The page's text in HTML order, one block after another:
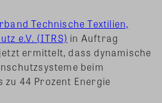
Technische Textilien,
e.V. (ITRS) in Auftrag
ermittelt, dass dynamische
beim
44 Prozent Energie